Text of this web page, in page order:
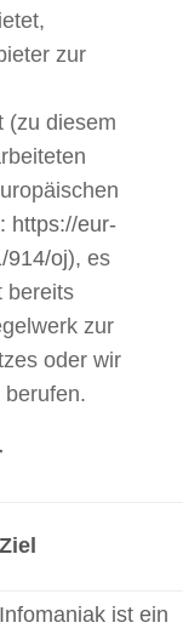
zur
(zu diesem
https://eur-
914/oj), es
bereits
zur
oder wir
berufen.
Ziel
Infomaniak ist ein